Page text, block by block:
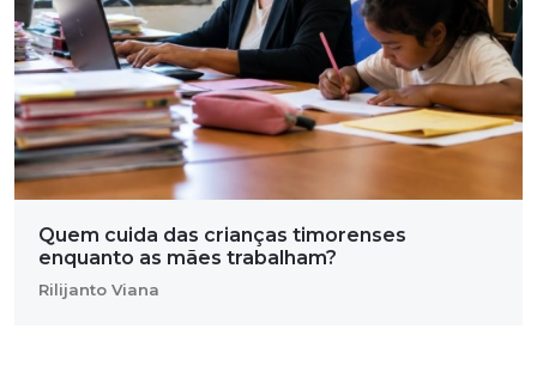
Quem cuida das crianças timorenses
enquanto as mães trabalham?
Rilijanto Viana